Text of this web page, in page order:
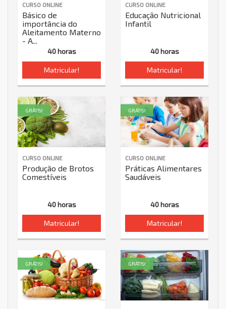
CURSO ONLINE
Básico de
importância do
Aleitamento Materno
- A...
40 horas
Matricular!
CURSO ONLINE
Educação Nutricional
Infantil
40 horas
Matricular!
CURSO ONLINE
Produção de Brotos
Comestíveis
40 horas
Matricular!
GRÁTIS!
CURSO ONLINE
Práticas Alimentares
Saudáveis
40 horas
Matricular!
GRÁTIS!
GRÁTIS! GRÁTIS!